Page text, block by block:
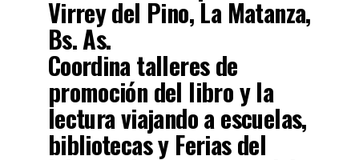
Virrey del Pino, La Matanza,
Bs. As.
Coordina talleres de
promoción del libro y la
lectura viajando a escuelas,
bibliotecas y Ferias del